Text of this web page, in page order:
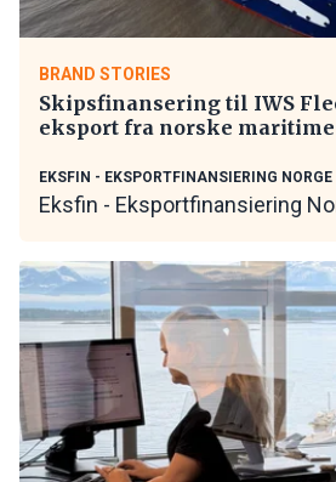
BRAND STORIES
Skipsfinansering til IWS
eksport fra norske
EKSFIN - EKSPORTFINANSIERING NORGE
Eksfin - Eksportfinansiering